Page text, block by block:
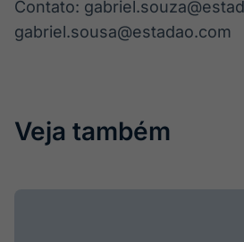
Contato:
gabriel.sousa@estadao.com
Veja também